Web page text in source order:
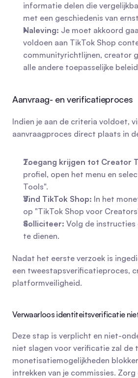
informatie delen die
met een geschiedenis van
Naleving: Je moet akkoord
voldoen aan TikTok Shop
communityrichtlijnen, creator
alle andere toepasselijke
Aanvraag- en verificatieproces
Indien je aan de criteria voldoet,
aanvraagproces direct plaats in
Toegang krijgen tot Creator
profiel, open het menu en
Tools".
Vind TikTok Shop: In het
op "TikTok Shop voor
Solliciteer: Volg de instructies
te dienen.
Nadat het eerste verzoek is
een tweestapsverificatieproces,
platformveiligheid.
Verwaarloos identiteitsverificatie
Deze stap is verplicht en niet-
niet slagen voor verificatie zal de
monetisatiemogelijkheden
intrekken van je commissies.